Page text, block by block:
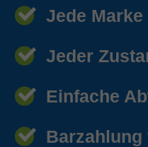
Jede Marke
Jeder
Einfache
Barzahlung